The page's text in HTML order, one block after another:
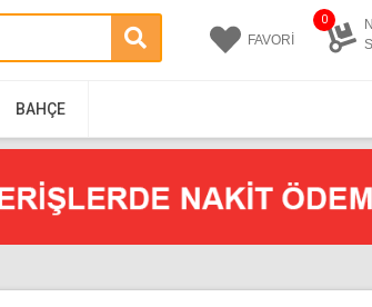
FAVORİ
0
BAHÇE